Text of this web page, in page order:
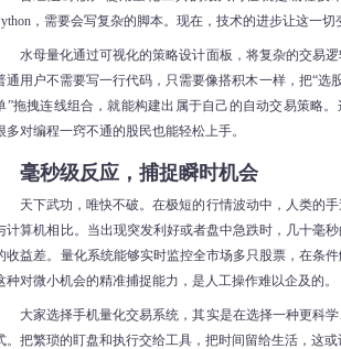
，需要会写复杂的脚本。现在，技术的进步让这一切
水母量化通过可视化的策略设计面板，将复杂的交易
通用户不需要写一行代码，只需要像搭积木一样，把“选
”拖拽连线组合，就能构建出属于自己的自动交易策略
多对编程一窍不通的股民也能轻松上手。
毫秒级反应，捕捉瞬时机会
天下武功，唯快不破。在极短的行情波动中，人类的
计算机相比。当出现突发利好或者盘中急跌时，几十毫
收益差。量化系统能够实时监控全市场多只股票，在条
种对微小机会的精准捕捉能力，是人工操作难以企及的。
大家选择手机量化交易系统，其实是在选择一种更科
。把繁琐的盯盘和执行交给工具，把时间留给生活，这